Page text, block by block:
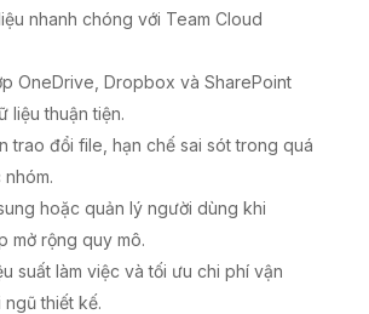
nhanh chóng với Team Cloud
OneDrive, Dropbox và SharePoint
liệu thuận tiện.
trao đổi file, hạn chế sai sót trong quá
nhóm.
hoặc quản lý người dùng khi
mở rộng quy mô.
suất làm việc và tối ưu chi phí vận
thiết kế.